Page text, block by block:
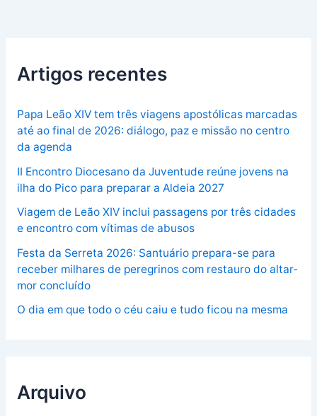
Artigos recentes
Papa Leão XIV tem três viagens apostólicas marcadas
até ao final de 2026: diálogo, paz e missão no centro
da agenda
II Encontro Diocesano da Juventude reúne jovens na
ilha do Pico para preparar a Aldeia 2027
Viagem de Leão XIV inclui passagens por três cidades
e encontro com vítimas de abusos
Festa da Serreta 2026: Santuário prepara-se para
receber milhares de peregrinos com restauro do altar-
mor concluído
O dia em que todo o céu caiu e tudo ficou na mesma
Arquivo